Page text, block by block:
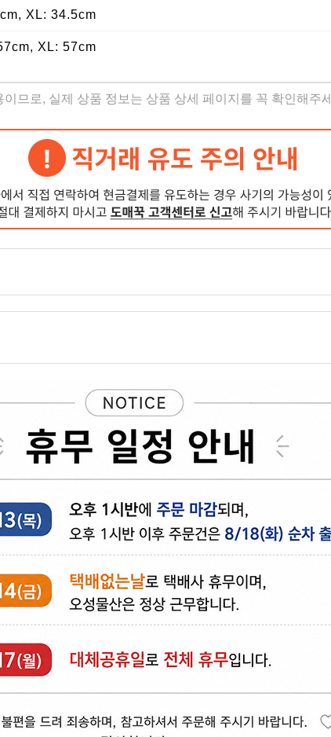
XL: 34.5cm
XL: 57cm
므로, 실제 상품 정보는 상품 상세 페이지를 꼭 확인해주